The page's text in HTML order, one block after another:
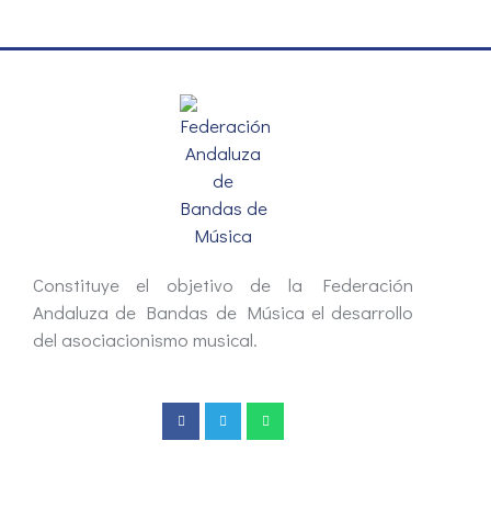
Constituye el objetivo de la Federación
Andaluza de Bandas de Música el desarrollo
del asociacionismo musical.